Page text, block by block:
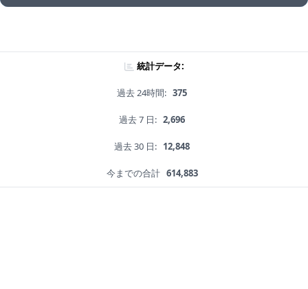
統計データ:
過去 24時間: 375
過去 7 日: 2,696
過去 30 日: 12,848
今までの合計 614,883